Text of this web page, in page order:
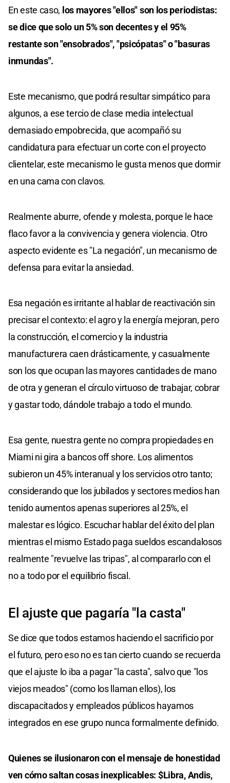
En este caso, los mayores "ellos" son los periodistas:
se dice que solo un 5% son decentes y el 95%
restante son "ensobrados", "psicópatas" o "basuras
inmundas".
Este mecanismo, que podrá resultar simpático para
algunos, a ese tercio de clase media intelectual
demasiado empobrecida, que acompañó su
candidatura para efectuar un corte con el proyecto
clientelar, este mecanismo le gusta menos que dormir
en una cama con clavos.
Realmente aburre, ofende y molesta, porque le hace
flaco favor a la convivencia y genera violencia. Otro
aspecto evidente es "La negación", un mecanismo de
defensa para evitar la ansiedad.
Esa negación es irritante al hablar de reactivación sin
precisar el contexto: el agro y la energía mejoran, pero
la construcción, el comercio y la industria
manufacturera caen drásticamente, y casualmente
son los que ocupan las mayores cantidades de mano
de otra y generan el círculo virtuoso de trabajar, cobrar
y gastar todo, dándole trabajo a todo el mundo.
Esa gente, nuestra gente no compra propiedades en
Miami ni gira a bancos off shore. Los alimentos
subieron un 45% interanual y los servicios otro tanto;
considerando que los jubilados y sectores medios han
tenido aumentos apenas superiores al 25%, el
malestar es lógico. Escuchar hablar del éxito del plan
mientras el mismo Estado paga sueldos escandalosos
realmente "revuelve las tripas", al compararlo con el
no a todo por el equilibrio fiscal.
El ajuste que pagaría "la casta"
Se dice que todos estamos haciendo el sacrificio por
el futuro, pero eso no es tan cierto cuando se recuerda
que el ajuste lo iba a pagar "la casta", salvo que "los
viejos meados" (como los llaman ellos), los
discapacitados y empleados públicos hayamos
integrados en ese grupo nunca formalmente definido.
Quienes se ilusionaron con el mensaje de honestidad
ven cómo saltan cosas inexplicables: $Libra, Andis,